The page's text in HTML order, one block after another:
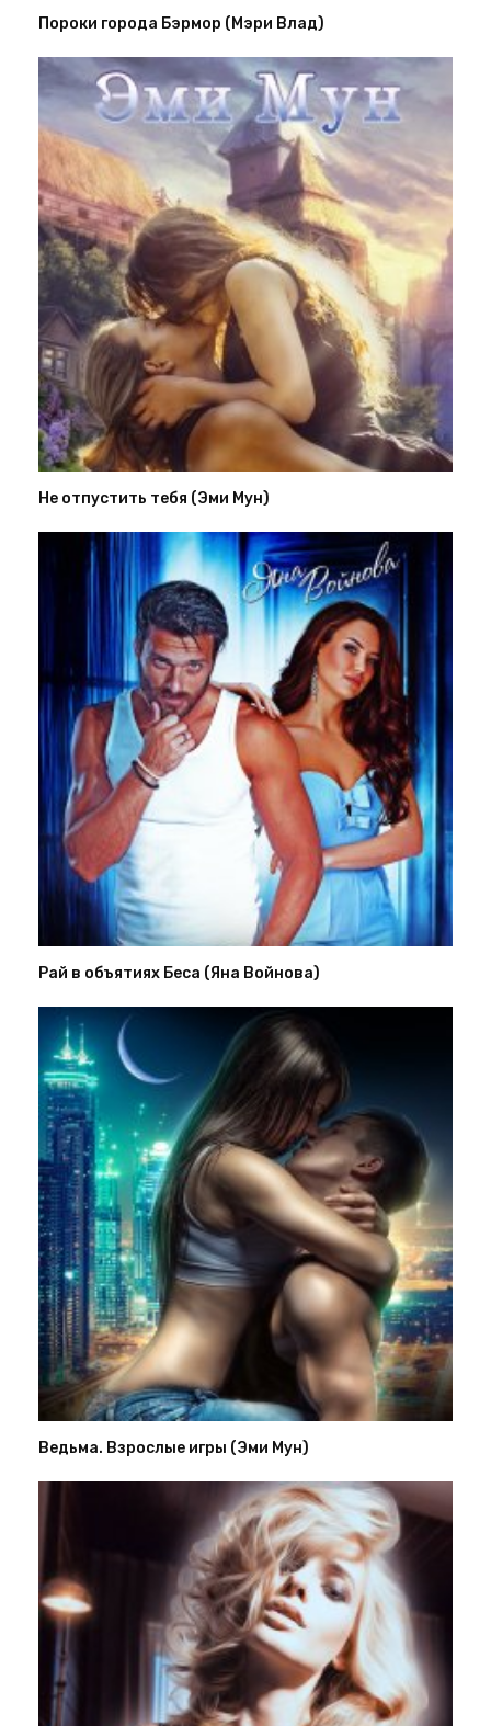
Пороки города Бэрмор (Мэри Влад)
Не отпустить тебя (Эми Мун)
Рай в объятиях Беса (Яна Войнова)
Ведьма. Взрослые игры (Эми Мун)